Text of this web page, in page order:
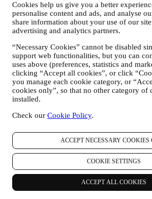
Cookies help us give you a better
personalise content and ads, and analyse
share information about your use of our
advertising and analytics partners.
“Necessary Cookies” cannot be disabled
support web functionalities, but you can
uses above (preferences, statistics and
clicking “Accept all cookies”, or click
you manage each cookie category, or
cookies only”, so that no other category of
installed.
Check our Cookie Policy.
ACCEPT NECESSARY COOKIES
COOKIE SETTINGS
ACCEPT ALL COOKIES
Vi kommer att använda dina uppgifter
avtalsförhållande till dig, dina
och/eller i våra Le Creuset butiker,
webbplatsen samt all service som
eller ditt eventuella deltagande i
bearbeta vissa uppgifter om dig i
samband med vårt avtalsförhållande till
bokföring, fakturering och revision,
bedrägerikontroll, trygghet, säkerhet,
och statistisk analys m.m. Emellanåt
måste kontakta dig på grund av
information om ditt köp. Vi kommer
webbplats eller genom andra kanaler.
bygger på ett avtalsfäst utförande av
FÖR ATT INFORMERA DIG OM
PRODUKTNYHETER OCH
Om du har samtyckt till att vi gör det
prenumerera på vårt nyhetsbrev när du
webbplatsen), skickar vi dig